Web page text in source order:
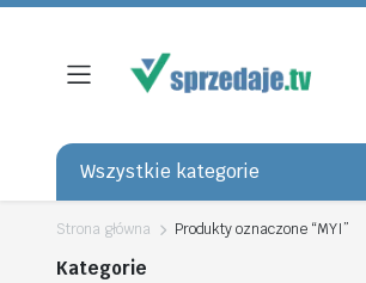
Wszystkie kategorie
Strona główna Produkty oznaczone “MYI”
Kategorie